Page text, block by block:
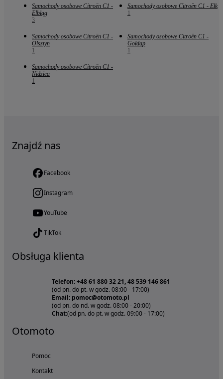
Samochody osobowe Citroën C1 -
Elbląg
3
Samochody osobowe Citroën C1 - Ełk
1
Samochody osobowe Citroën C1 -
Olsztyn
1
Samochody osobowe Citroën C1 -
Gołdap
1
Samochody osobowe Citroën C1 -
Nidzica
1
Znajdź nas
Facebook
Instagram
YouTube
TikTok
Obsługa klienta
Telefon: +48 61 880 32 21, 48 539 146 861
(od pn. do pt. w godz. 08:00 - 17:00)
Email: pomoc@otomoto.pl
(od pn. do nd. w godz. 08:00 - 20:00)
Chat:(od pn. do pt. w godz. 09:00 - 17:00)
Otomoto
Pomoc
Kontakt